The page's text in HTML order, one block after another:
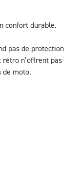
confort durable.
pas de protection
rétro n’offrent pas
de moto.